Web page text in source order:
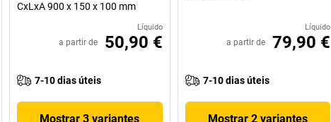
CxLxA 900 x 150 x 100 mm
Líquido
a partir de 50,90 €
7-10 dias úteis
Mostrar 3 variantes
Líquido
a partir de 79,90 €
7-10 dias úteis
Mostrar 2 variantes